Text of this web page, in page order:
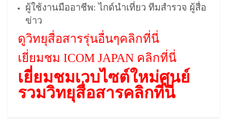
ผู้ใช้งานมืออาชีพ: ไกด์นำเที่ยว ทีมสำรวจ ผู้สื่อ
ข่าว
ดูวิทยุสื่อสารรุ่นอื่นๆคลิกที่นี่
เยี่ยมชม ICOM JAPAN คลิกที่นี่
เยี่ยมชมเวบไซต์ใหม่ศูนย์
รวมวิทยุสื่อสารคลิกที่นี่